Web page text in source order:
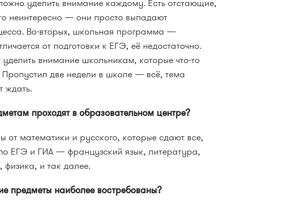
уделить внимание каждому. Есть отстающие,
неинтересно — они просто выпадают
Во-вторых, школьная программа —
от подготовки к ЕГЭ, её недостаточно.
уделить внимание школьникам, которые что-то
две недели в школе — всё, тема
ждать.
проходят в образовательном центре?
математики и русского, которые сдают все,
ЕГЭ и ГИА — французский язык, литература,
физика, и так далее.
предметы наиболее востребованы?